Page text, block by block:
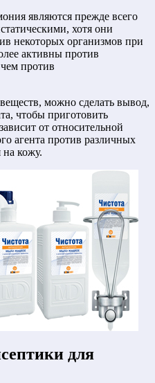
являются прежде всего
хотя они
некоторых организмов при
активны против
против
можно сделать вывод,
чтобы приготовить
от относительной
агента против различных
на кожу.
для